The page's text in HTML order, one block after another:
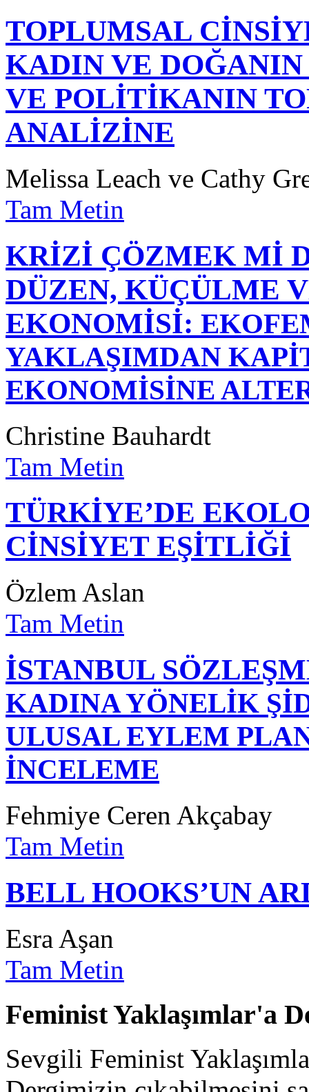
TOPLUMSAL
KADIN VE
VE POLİTİKANIN
ANALİZİNE
Melissa Leach ve Cathy
Tam Metin
KRİZİ ÇÖZMEK Mİ
DÜZEN, KÜÇÜLME
EKONOMİSİ:
YAKLAŞIMDAN
EKONOMİSİNE
Christine Bauhardt
Tam Metin
TÜRKİYE’DE
CİNSİYET EŞİTLİĞİ
Özlem Aslan
Tam Metin
İSTANBUL
KADINA YÖNELİK
ULUSAL EYLEM
İNCELEME
Fehmiye Ceren Akçabay
Tam Metin
BELL HOOKS’UN
Esra Aşan
Tam Metin
Feminist Yaklaşımlar'a
Sevgili Feminist